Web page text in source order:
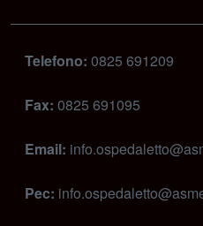
Telefono: 0825 691209
Fax: 0825 691095
Email:
Pec: